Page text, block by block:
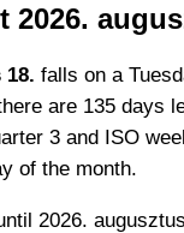
2026.
18. falls on a
are 135 days
3 and ISO
of the month.
2026.